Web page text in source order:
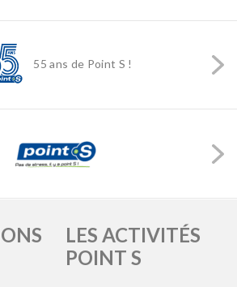
55 ans de Point S !
LES ACTIVITÉS
POINT S